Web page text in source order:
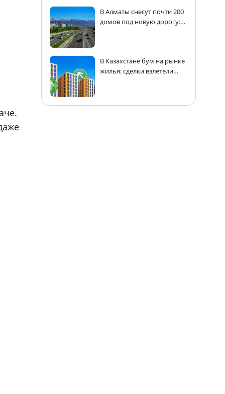
В Алматы снесут почти 200
домов под новую дорогу:
В Казахстане бум на рынке
жилья: сделки взлетели